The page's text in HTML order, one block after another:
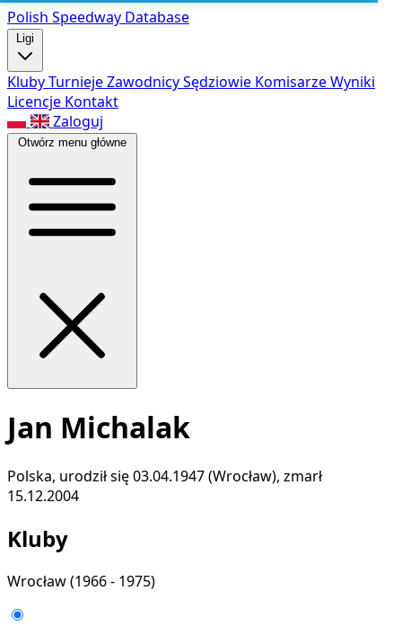
Polish Speedway Database
Ligi
KlubyTurniejeZawodnicySędziowie KomisarzeWyniki
Licencje Kontakt
Zaloguj
Otwórz menu główne
Jan Michalak
Polska, urodził się 03.04.1947 (Wrocław), zmarł
15.12.2004
Kluby
Wrocław(1966 - 1975)